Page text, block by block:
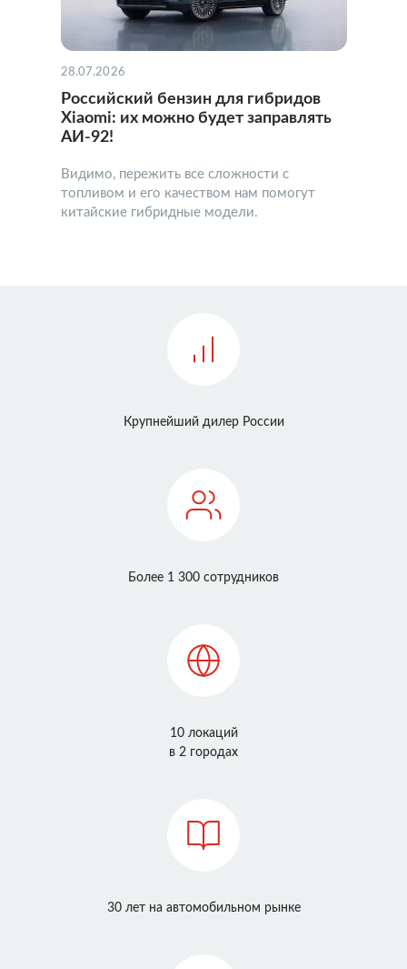
28.07.2026
Российский бензин для гибридов
Xiaomi: их можно будет заправлять
АИ-92!
Видимо, пережить все сложности с
топливом и его качеством нам помогут
китайские гибридные модели.
Крупнейший дилер России
Более 1 300 сотрудников
10 локаций
в 2 городах
30 лет на автомобильном рынке